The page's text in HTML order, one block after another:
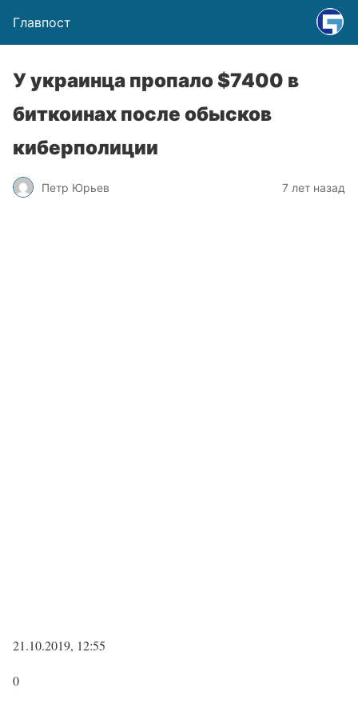
Главпост
У украинца пропало $7400 в
биткоинах после обысков
киберполиции
Петр Юрьев 7 лет назад
21.10.2019, 12:55
0